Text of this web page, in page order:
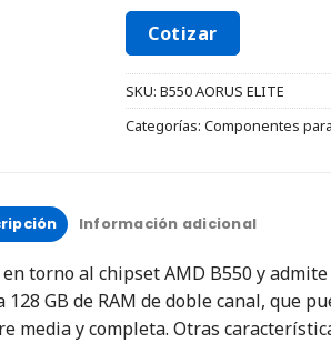
Cotizar
SKU: B550 AORUS ELITE
Categorías: Componentes
Información adicional
torno al chipset AMD B550 y
GB de RAM de doble canal, que
media y completa. Otras